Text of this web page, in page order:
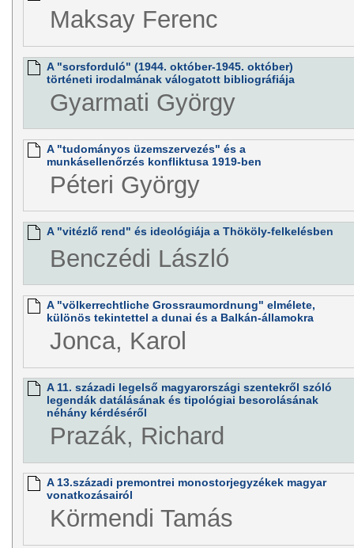
Maksay Ferenc
A "sorsforduló" (1944. október-1945. október)
történeti irodalmának válogatott bibliográfiája
Gyarmati György
A "tudományos üzemszervezés" és a
munkásellenőrzés konfliktusa 1919-ben
Péteri György
A "vitézlő rend" és ideológiája a Thököly-felkelésben
Benczédi László
A "völkerrechtliche Grossraumordnung" elmélete,
különös tekintettel a dunai és a Balkán-államokra
Jonca, Karol
A 11. századi legelső magyarországi szentekről szóló
legendák datálásának és tipológiai besorolásának
néhány kérdéséről
Prazák, Richard
A 13.századi premontrei monostorjegyzékek magyar
vonatkozásairól
Körmendi Tamás